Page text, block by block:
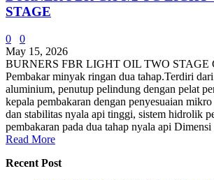
STAGE
0
0
May 15, 2026
BURNERS FBR LIGHT OIL TWO STAGE
Pembakar minyak ringan dua tahap.Terdiri
aluminium, penutup pelindung dengan pelat
kepala pembakaran dengan penyesuaian
dan stabilitas nyala api tinggi, sistem hidrolik
pembakaran pada dua tahap nyala api
Read More
Recent Post